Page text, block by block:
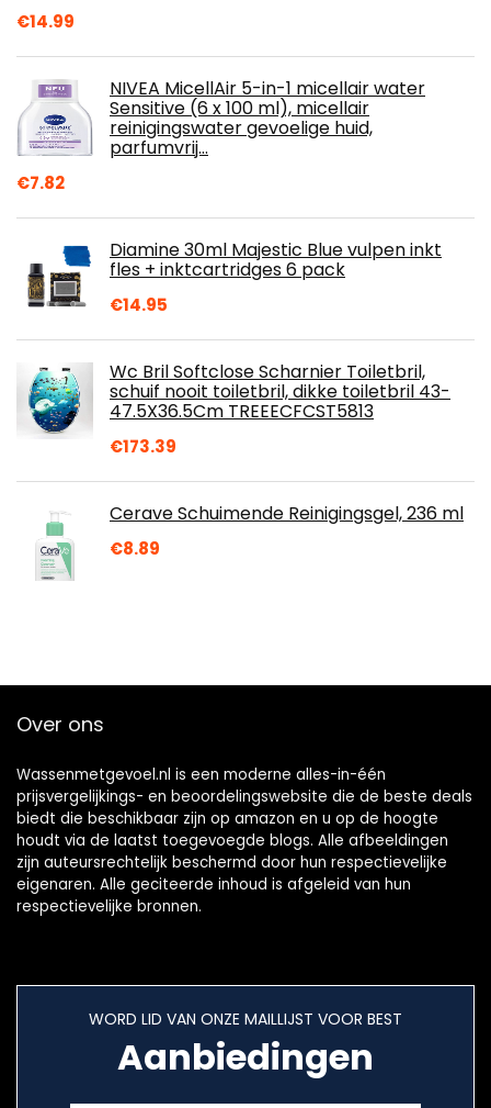
€14.99
NIVEA MicellAir 5-in-1 micellair water
Sensitive (6 x 100 ml), micellair
reinigingswater gevoelige huid,
parfumvrij…
€7.82
Diamine 30ml Majestic Blue vulpen inkt
fles + inktcartridges 6 pack
€14.95
Wc Bril Softclose Scharnier Toiletbril,
schuif nooit toiletbril, dikke toiletbril 43-
47.5X36.5Cm TREEECFCST5813
€173.39
Cerave Schuimende Reinigingsgel, 236 ml
€8.89
Over ons
Wassenmetgevoel.nl is een moderne alles-in-één
prijsvergelijkings- en beoordelingswebsite die de beste deals
biedt die beschikbaar zijn op amazon en u op de hoogte
houdt via de laatst toegevoegde blogs. Alle afbeeldingen
zijn auteursrechtelijk beschermd door hun respectievelijke
eigenaren. Alle geciteerde inhoud is afgeleid van hun
respectievelijke bronnen.
WORD LID VAN ONZE MAILLIJST VOOR BEST
Aanbiedingen